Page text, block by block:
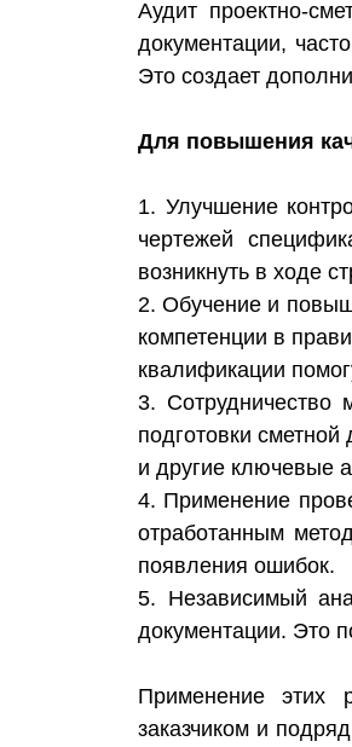
Аудит проектно-
документации,
Это создает
Для повышения
1. Улучшение
чертежей
возникнуть в ходе
2. Обучение и
компетенции в
квалификации
3. Сотрудничество
подготовки
и другие ключевые
4. Применение
отработанным
появления ошибок.
5. Независимый
документации. Это
Применение этих
заказчиком и